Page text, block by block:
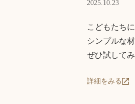
2025.10.23
こどもたち
シンプルな
ぜひ試して
詳細をみる